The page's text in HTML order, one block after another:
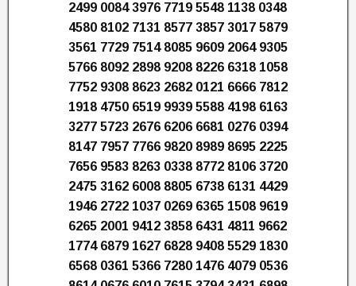
2499 0084 3976 7719 5548 1138 0348
4580 8102 7131 8577 3857 3017 5879
3561 7729 7514 8085 9609 2064 9305
5766 8092 2898 9208 8226 6318 1058
7752 9308 8623 2682 0121 6666 7812
1918 4750 6519 9939 5588 4198 6163
3277 5723 2676 6206 6681 0276 0394
8147 7957 7766 9820 8989 8695 2225
7656 9583 8263 0338 8772 8106 3720
2475 3162 6008 8805 6738 6131 4429
1946 2722 1037 0269 6365 1508 9619
6265 2001 9412 3858 6431 4811 9662
1774 6879 1627 6828 9408 5529 1830
6568 0361 5366 7280 1476 4079 0536